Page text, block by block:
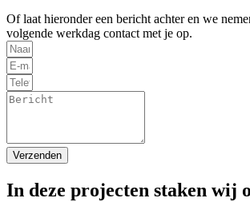
Of laat hieronder een bericht achter en we
volgende werkdag contact met je op.
Verzenden
In deze projecten staken wij